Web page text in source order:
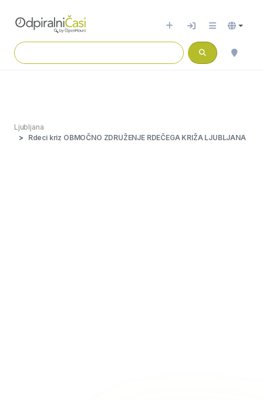
Ljubljana
Rdeci kriz OBMOČNO ZDRUŽENJE RDEČEGA KRIŽA LJUBLJANA